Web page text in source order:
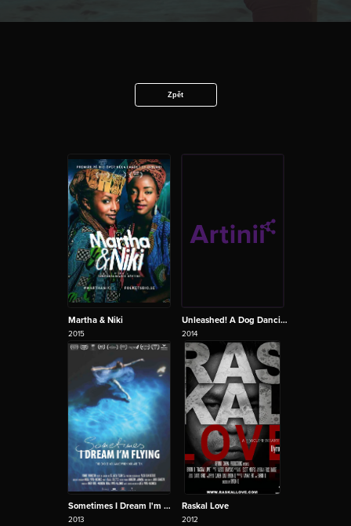
Zpět
Martha & Niki
2015
Unleashed! A Dog Dancing Story
2014
Sometimes I Dream I'm Flying
2013
Raskal Love
2012